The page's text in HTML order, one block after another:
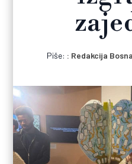
Piše: Redakcija Bosna